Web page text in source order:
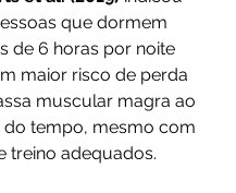
que dormem
de 6 horas por noite
maior risco de perda
muscular magra ao
do tempo, mesmo com
treino adequados.